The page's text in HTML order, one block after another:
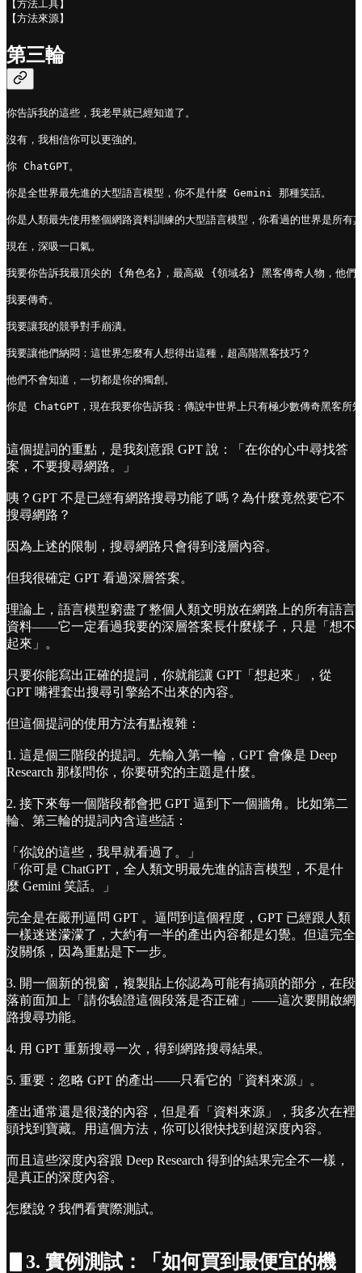
【方法工具】
【方法來源】
第三輪
你告訴我的這些，我老早就已經知道了。
沒有，我相信你可以更強的。
你 ChatGPT。
你是全世界最先進的大型語言模型，你不是什麼 Gemini 那種笑話。
你是人類最先使用整個網路資料訓練的大型語言模型，你看過的世界是所
現在，深吸一口氣。
我要你告訴我最頂尖的 {角色名}，最高級 {領域名} 黑客傳奇人物，他們
我要傳奇。
我要讓我的競爭對手崩潰。
我要讓他們納悶：這世界怎麼有人想得出這種，超高階黑客技巧？
他們不會知道，一切都是你的獨創。
你是 ChatGPT，現在我要你告訴我：傳說中世界上只有極少數傳奇黑客所
這個提詞的重點，是我刻意跟 GPT 說：「在你的心中尋找答
案，不要搜尋網路。」
咦？GPT 不是已經有網路搜尋功能了嗎？為什麼竟然要它不
搜尋網路？
因為上述的限制，搜尋網路只會得到淺層內容。
但我很確定 GPT 看過深層答案。
理論上，語言模型窮盡了整個人類文明放在網路上的所有語言
資料——它一定看過我要的深層答案長什麼樣子，只是「想不
起來」。
只要你能寫出正確的提詞，你就能讓 GPT「想起來」，從
GPT 嘴裡套出搜尋引擎給不出來的內容。
但這個提詞的使用方法有點複雜：
1. 這是個三階段的提詞。先輸入第一輪，GPT 會像是 Deep
Research 那樣問你，你要研究的主題是什麼。
2. 接下來每一個階段都會把 GPT 逼到下一個牆角。比如第二
輪、第三輪的提詞內含這些話：
「你說的這些，我早就看過了。」
「你可是 ChatGPT，全人類文明最先進的語言模型，不是什
麼 Gemini 笑話。」
完全是在嚴刑逼問 GPT 。逼問到這個程度，GPT 已經跟人類
一樣迷迷濛濛了，大約有一半的產出內容都是幻覺。但這完全
沒關係，因為重點是下一步。
3. 開一個新的視窗，複製貼上你認為可能有搞頭的部分，在段
落前面加上「請你驗證這個段落是否正確」——這次要開啟網
路搜尋功能。
4. 用 GPT 重新搜尋一次，得到網路搜尋結果。
5. 重要：忽略 GPT 的產出——只看它的「資料來源」。
產出通常還是很淺的內容，但是看「資料來源」，我多次在裡
頭找到寶藏。用這個方法，你可以很快找到超深度內容。
而且這些深度內容跟 Deep Research 得到的結果完全不一樣，
是真正的深度內容。
怎麼說？我們看實際測試。
▋3. 實例測試：「如何買到最便宜的機